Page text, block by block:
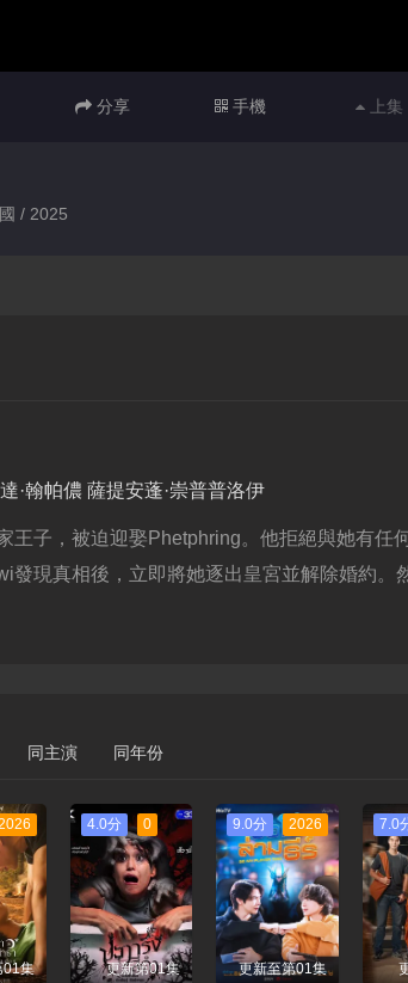
分享 手機 上集
/ 2025
·翰帕儂 薩提安蓬·崇普普洛伊
子，被迫迎娶Phetphring。他拒絕與她有任
發現真相後，立即將她逐出皇宮並解除婚約。
同主演 同年份
01集
4.0分 0
更新第01集
9.0分 2026
更新至第01集
7.0